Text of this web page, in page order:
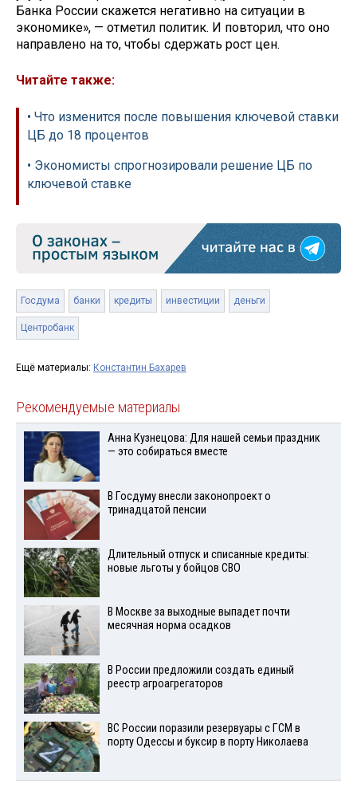
Банка России скажется негативно на ситуации в
экономике», — отметил политик. И повторил, что оно
направлено на то, чтобы сдержать рост цен.
Читайте также:
• Что изменится после повышения ключевой ставки
ЦБ до 18 процентов
• Экономисты спрогнозировали решение ЦБ по
ключевой ставке
Госдума банки кредиты инвестиции деньги
Центробанк
Ещё материалы: Константин Бахарев
Рекомендуемые материалы
Анна Кузнецова: Для нашей семьи праздник
— это собираться вместе
В Госдуму внесли законопроект о
тринадцатой пенсии
Длительный отпуск и списанные кредиты:
новые льготы у бойцов СВО
В Москве за выходные выпадет почти
месячная норма осадков
В России предложили создать единый
реестр агроагрегаторов
ВС России поразили резервуары с ГСМ в
порту Одессы и буксир в порту Николаева